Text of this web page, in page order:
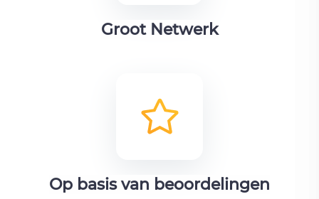
Groot Netwerk
Op basis van beoordelingen